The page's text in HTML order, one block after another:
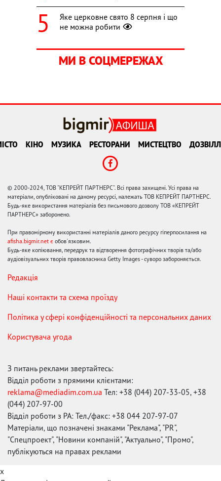
Яке церковне свято 8 серпня і що
не можна робити
МИ В СОЦМЕРЕЖАХ
КІНО МУЗИКА РЕСТОРАНИ МИСТЕЦТВО
© 2000-2024, ТОВ "КЕПРЕЙТ ПАРТНЕРС". Всі права захищені. Усі права на
матеріали, опубліковані на даному ресурсі, належать ТОВ КЕПРЕЙТ ПАРТНЕРС.
Будь-яке використання матеріалів без письмового дозволу ТОВ «КЕПРЕЙТ
ПАРТНЕРС» заборонено.
При правомірному використанні матеріалів даного ресурсу гіперпосилання на
afisha.bigmir.net є обов'язковим.
Будь-яке копіювання, передрук та відтворення фотографічних творів та/або
аудіовізуальних творів правовласника Getty Images - суворо забороняється.
Редакція
Наші контакти та схема проїзду
Політика у сфері конфіденційності та персональних даних
Користувача угода
З питань реклами звертайтесь:
Відділ роботи з прямими клієнтами:
reklama@mediadim.com.ua Тел: +38 (044) 207-33-05, +38
(044) 207-97-00
Відділ роботи з РА: Тел./факс: +38 044 207-97-07
Матеріали, що позначені знаками "Реклама", "PR",
"Спецпроект", "Новини компаній", "Актуально", "Промо",
публікуються на правах реклами
x